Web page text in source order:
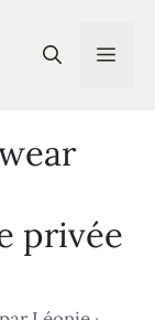
privée